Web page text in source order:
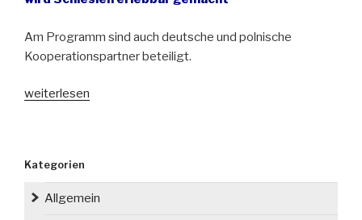
Am Programm sind auch deutsche und polnische
Kooperationspartner beteiligt.
„Jahresprogramm
für
Schlesien“
weiterlesen
Kategorien
Allgemein